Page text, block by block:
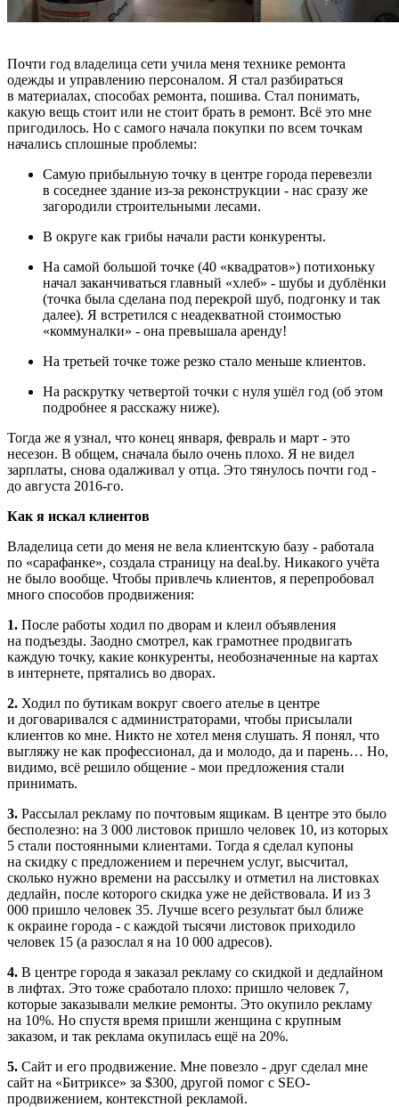
Почти год владелица сети учила меня технике ремонта
одежды и управлению персоналом. Я стал разбираться
в материалах, способах ремонта, пошива. Стал понимать,
какую вещь стоит или не стоит брать в ремонт. Всё это мне
пригодилось. Но с самого начала покупки по всем точкам
начались сплошные проблемы:
Самую прибыльную точку в центре города перевезли
в соседнее здание из-за реконструкции - нас сразу же
загородили строительными лесами.
В округе как грибы начали расти конкуренты.
На самой большой точке (40 «квадратов») потихоньку
начал заканчиваться главный «хлеб» - шубы и дублёнки
(точка была сделана под перекрой шуб, подгонку и так
далее). Я встретился с неадекватной стоимостью
«коммуналки» - она превышала аренду!
На третьей точке тоже резко стало меньше клиентов.
На раскрутку четвертой точки с нуля ушёл год (об этом
подробнее я расскажу ниже).
Тогда же я узнал, что конец января, февраль и март - это
несезон. В общем, сначала было очень плохо. Я не видел
зарплаты, снова одалживал у отца. Это тянулось почти год -
до августа 2016-го.
Как я искал клиентов
Владелица сети до меня не вела клиентскую базу - работала
по «сарафанке», создала страницу на deal.by. Никакого учёта
не было вообще. Чтобы привлечь клиентов, я перепробовал
много способов продвижения:
1. После работы ходил по дворам и клеил объявления
на подъезды. Заодно смотрел, как грамотнее продвигать
каждую точку, какие конкуренты, необозначенные на картах
в интернете, прятались во дворах.
2. Ходил по бутикам вокруг своего ателье в центре
и договаривался с администраторами, чтобы присылали
клиентов ко мне. Никто не хотел меня слушать. Я понял, что
выгляжу не как профессионал, да и молодо, да и парень… Но,
видимо, всё решило общение - мои предложения стали
принимать.
3. Рассылал рекламу по почтовым ящикам. В центре это было
бесполезно: на 3 000 листовок пришло человек 10, из которых
5 стали постоянными клиентами. Тогда я сделал купоны
на скидку с предложением и перечнем услуг, высчитал,
сколько нужно времени на рассылку и отметил на листовках
дедлайн, после которого скидка уже не действовала. И из 3
000 пришло человек 35. Лучше всего результат был ближе
к окраине города - с каждой тысячи листовок приходило
человек 15 (а разослал я на 10 000 адресов).
4. В центре города я заказал рекламу со скидкой и дедлайном
в лифтах. Это тоже сработало плохо: пришло человек 7,
которые заказывали мелкие ремонты. Это окупило рекламу
на 10%. Но спустя время пришли женщина с крупным
заказом, и так реклама окупилась ещё на 20%.
5. Сайт и его продвижение. Мне повезло - друг сделал мне
сайт на «Битриксе» за $300, другой помог с SEO-
продвижением, контекстной рекламой.